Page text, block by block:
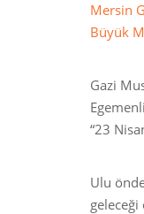
Mersin
Büyük
Gazi
“23
Ulu